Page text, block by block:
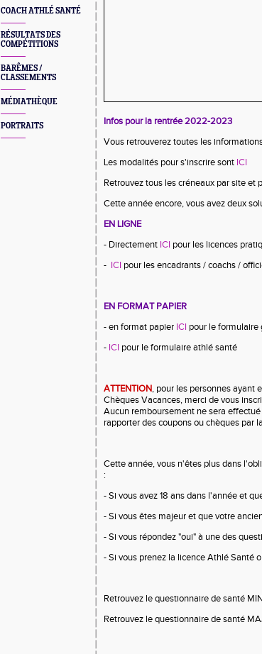
COACH ATHLÉ SANTÉ
RÉSULTATS DES
COMPÉTITIONS
BARÊMES /
CLASSEMENTS
MÉDIATHÈQUE
PORTRAITS
Infos pour la rentrée 2022-2023
Vous retrouverez toutes les
Les modalités pour s'inscrire sont ICI
Retrouvez tous les créneaux par site et
Cette année encore, vous avez deux
EN LIGNE
- Directement ICI pour les licences
- ICI pour les encadrants / coachs /
EN FORMAT PAPIER
- en format papier ICI pour le formulaire
- ICI pour le formulaire athlé santé
ATTENTION, pour les personnes ayant
Chèques Vacances, merci de vous
Aucun remboursement ne sera
rapporter des coupons ou chèques par
Cette année, vous n'êtes plus dans
:
- Si vous avez 18 ans dans l'année et
- Si vous êtes majeur et que votre
- Si vous répondez "oui" à une des
- Si vous prenez la licence Athlé Santé
Retrouvez le questionnaire de santé
Retrouvez le questionnaire de santé